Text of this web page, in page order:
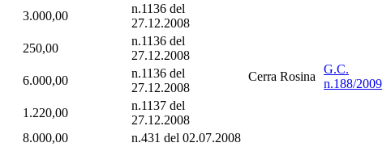
Cerra Rosina
G.C.
n.188/2009
3.000,00
n.1136 del
27.12.2008
250,00
n.1136 del
27.12.2008
6.000,00
n.1136 del
27.12.2008
1.220,00
n.1137 del
27.12.2008
8.000,00
n.431 del 02.07.2008